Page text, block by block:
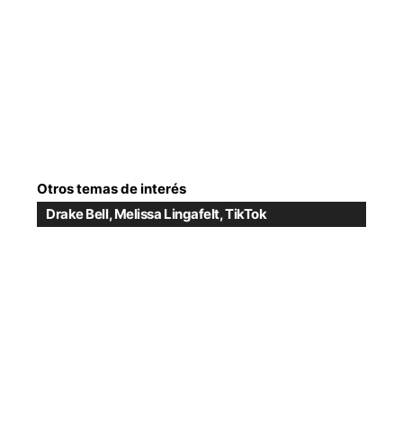
Otros temas de interés
Drake Bell,Melissa Lingafelt,TikTok